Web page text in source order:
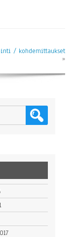
/ kohdemittaukset
»